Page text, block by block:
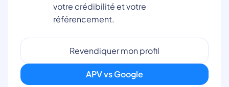
votre crédibilité et votre
référencement.
Revendiquer mon profil
APV vs Google